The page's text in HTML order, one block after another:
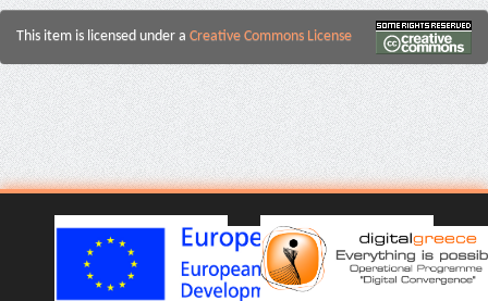
This item is licensed under a Creative Commons License